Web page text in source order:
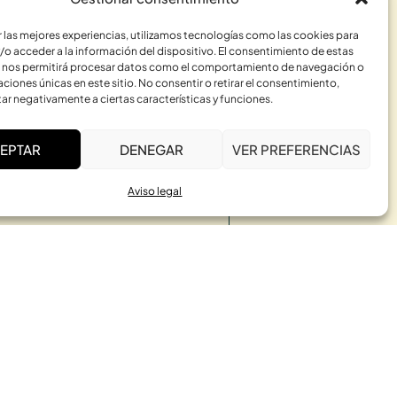
las mejores experiencias, utilizamos tecnologías como las cookies para
o acceder a la información del dispositivo. El consentimiento de estas
permitirá procesar datos como el comportamiento de navegación o
únicas en este sitio. No consentir o retirar el consentimiento,
negativamente a ciertas características y funciones.
DENEGAR VER PREFERENCIAS
Aviso legal